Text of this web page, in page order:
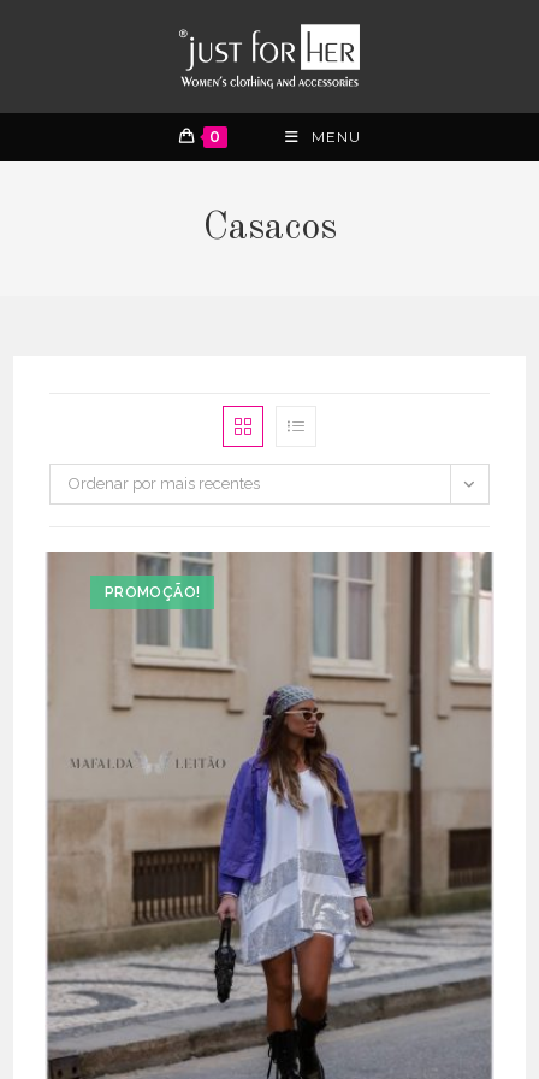
0 MENU
Casacos
Ordenar por mais recentes
PROMOÇÃO!